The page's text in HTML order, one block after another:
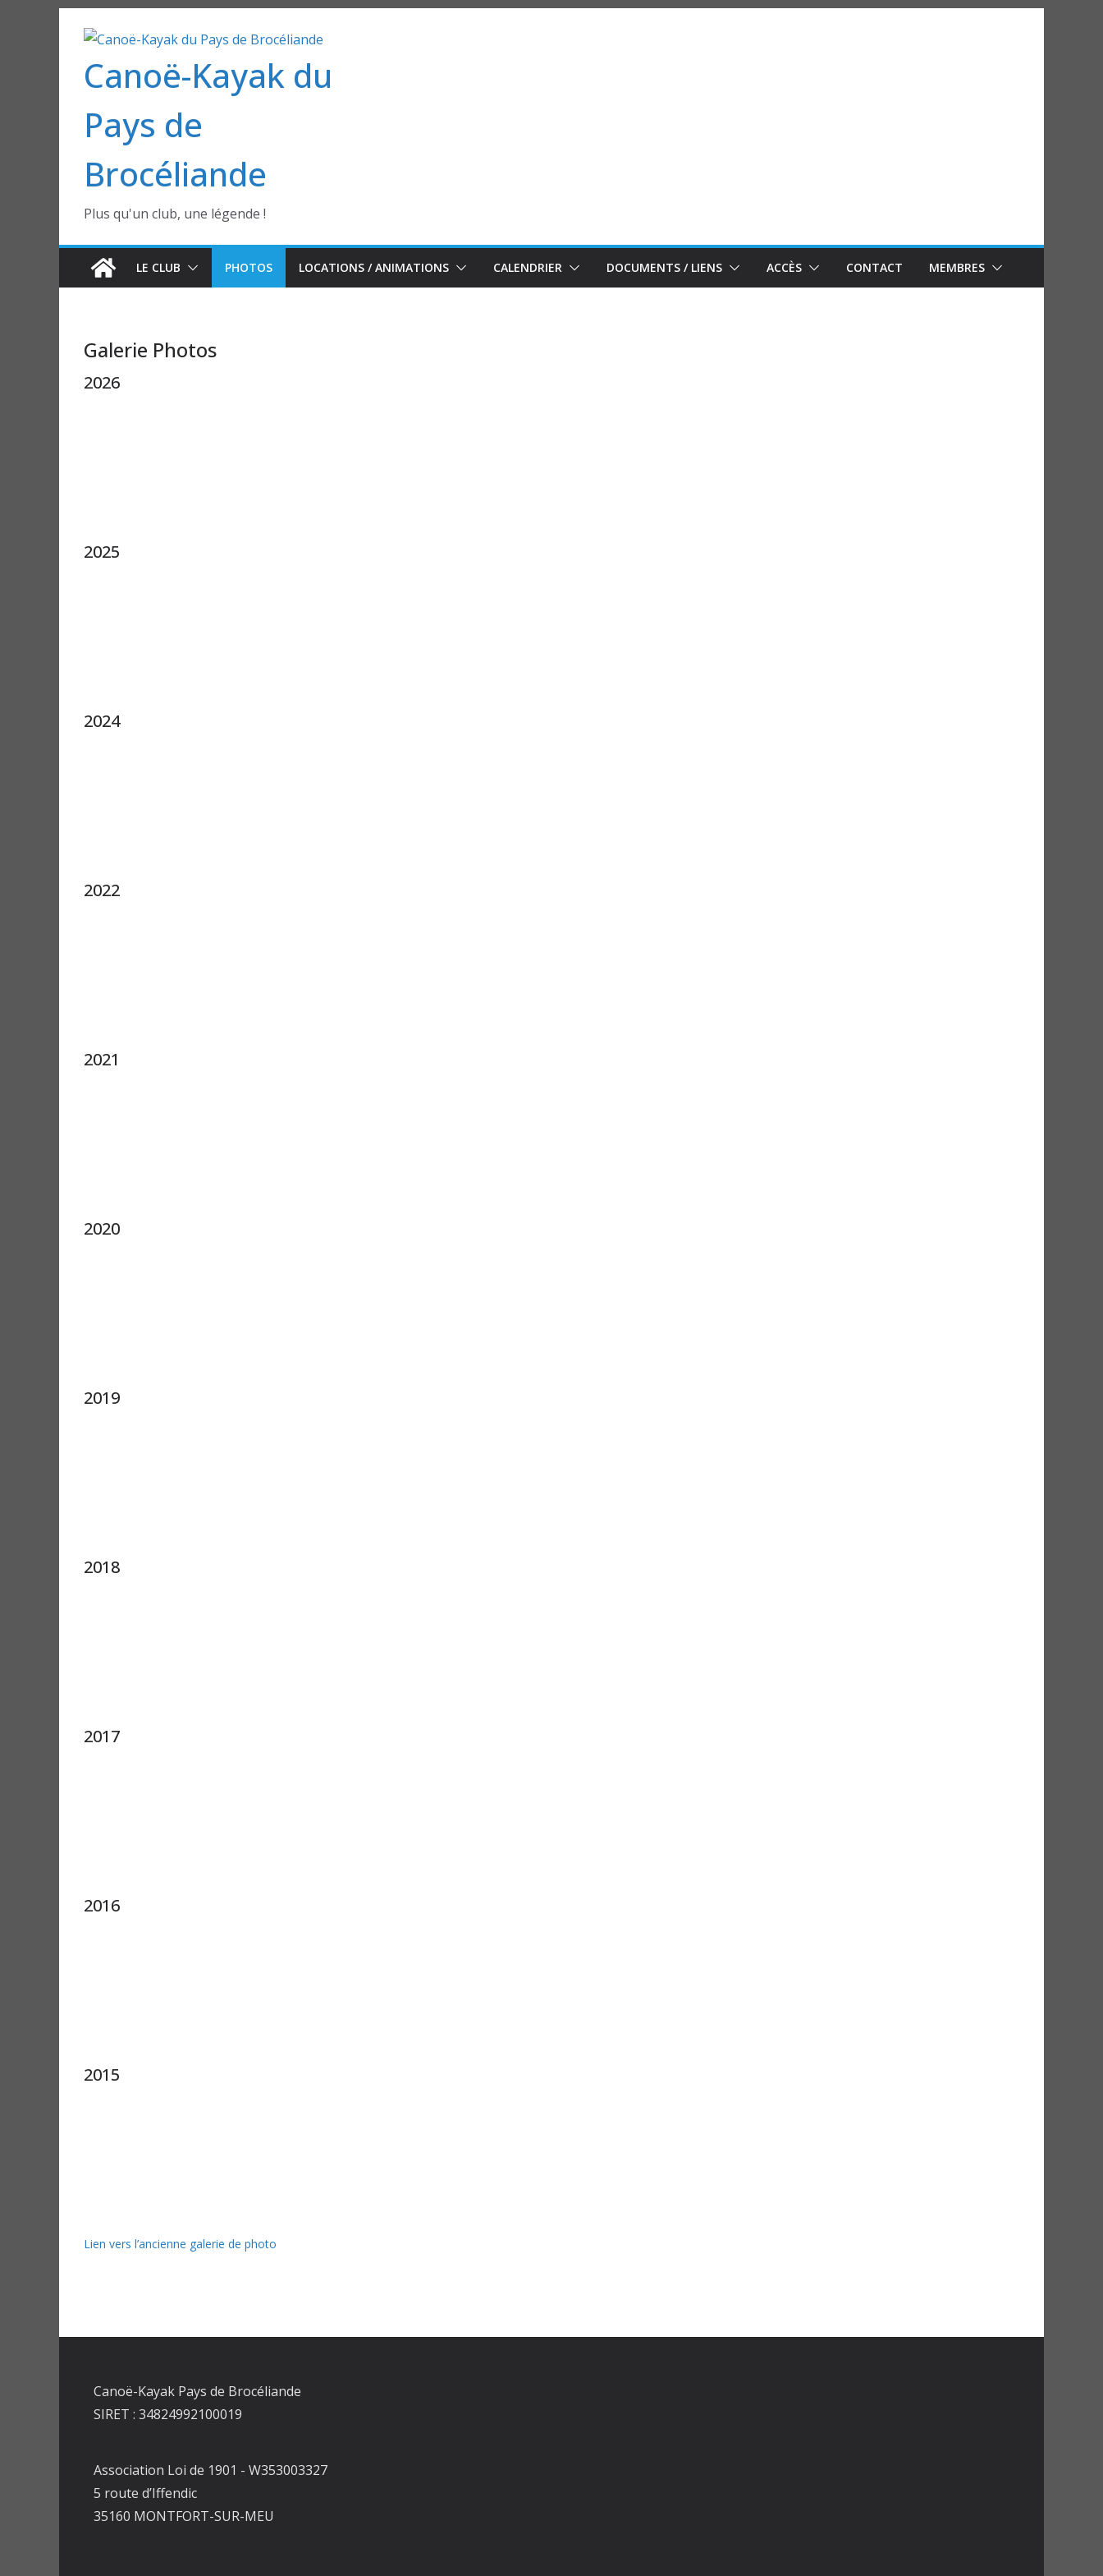
contenuCanoë-Kayak du
Pays de
Brocéliande
Plus qu'un club, une légende !
LE CLUB PHOTOS LOCATIONS / ANIMATIONS CALENDRIER DOCUMENTS / LIENS ACCÈS CONTACT MEMBRES
Galerie Photos
2026
2025
2024
2022
2021
2020
2019
2018
2017
2016
2015
Lien vers l’ancienne galerie de photo
Canoë-Kayak Pays de Brocéliande
SIRET : 34824992100019
Association Loi de 1901 - W353003327
5 route d’Iffendic
35160 MONTFORT-SUR-MEU